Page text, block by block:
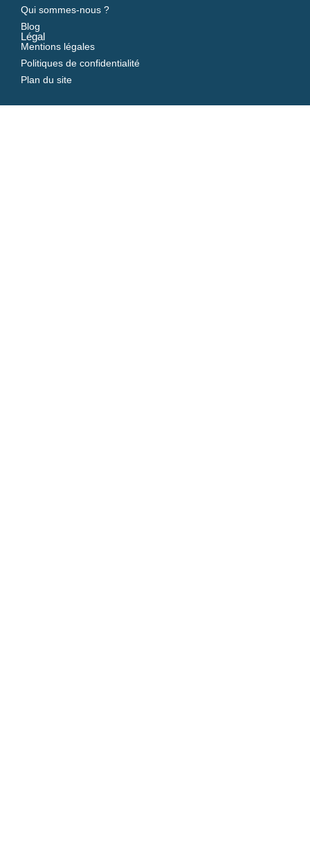
Qui sommes-nous ?
Blog
Légal
Mentions légales
Politiques de confidentialité
Plan du site